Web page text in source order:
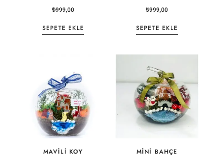
₺999,00
SEPETE EKLE
₺999,00
SEPETE EKLE
MAVILI KOY
MINI BAHÇE